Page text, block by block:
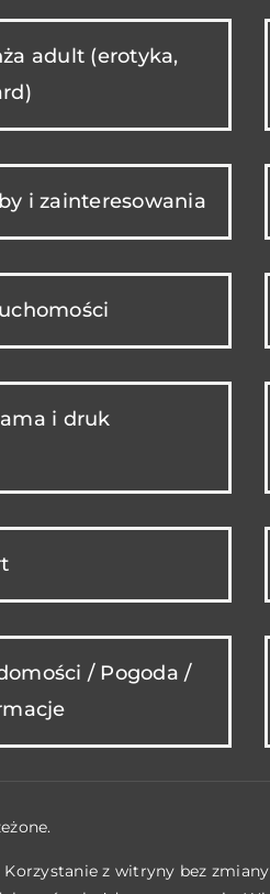
adult (erotyka,
i zainteresowania
i druk
/ Pogoda /
z witryny bez